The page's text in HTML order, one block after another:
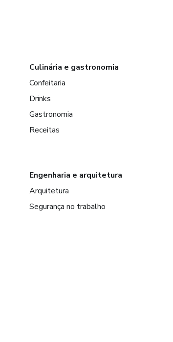
Culinária e gastronomia
Confeitaria
Drinks
Gastronomia
Receitas
Engenharia e arquitetura
Arquitetura
Segurança no trabalho